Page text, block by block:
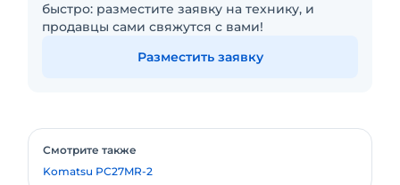
быстро: разместите заявку на технику, и
продавцы сами свяжутся с вами!
Разместить заявку
Смотрите также
Komatsu PC27MR-2